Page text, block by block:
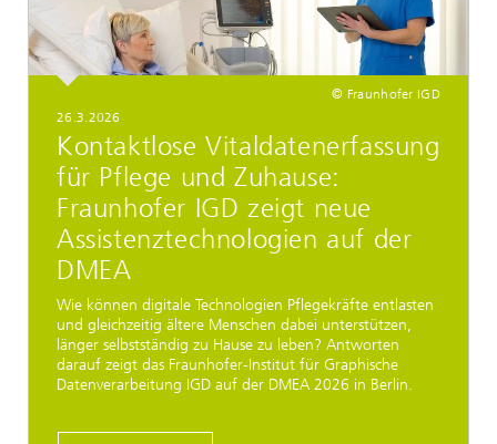
© Fraunhofer IGD
26.3.2026
Kontaktlose Vitaldatenerfassung
für Pflege und Zuhause:
Fraunhofer IGD zeigt neue
Assistenztechnologien auf der
DMEA
Wie können digitale Technologien Pflegekräfte entlasten
und gleichzeitig ältere Menschen dabei unterstützen,
länger selbstständig zu Hause zu leben? Antworten
darauf zeigt das Fraunhofer-Institut für Graphische
Datenverarbeitung IGD auf der DMEA 2026 in Berlin.